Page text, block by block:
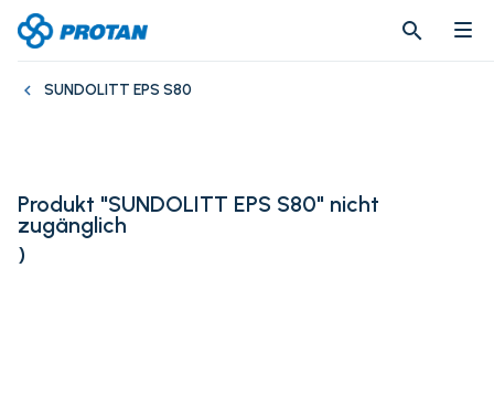
search
search
SUNDOLITT EPS S80
Produkt "SUNDOLITT EPS S80" nicht
zugänglich
)